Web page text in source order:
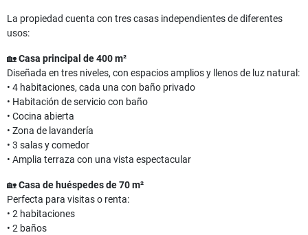
La propiedad cuenta con tres casas independientes de diferentes
usos:
🏡Casa principal de 400 m²
Diseñada en tres niveles, con espacios amplios y llenos de luz natural:
• 4 habitaciones, cada una con baño privado
• Habitación de servicio con baño
• Cocina abierta
• Zona de lavandería
• 3 salas y comedor
• Amplia terraza con una vista espectacular
🏡Casa de huéspedes de 70 m²
Perfecta para visitas o renta:
• 2 habitaciones
• 2 baños